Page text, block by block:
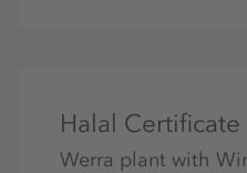
Halal Certificate
Werra plant with